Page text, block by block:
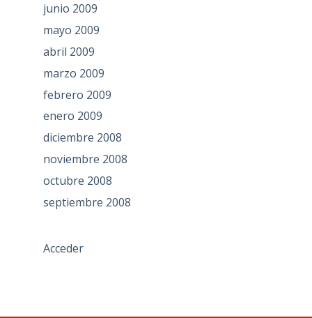
junio 2009
mayo 2009
abril 2009
marzo 2009
febrero 2009
enero 2009
diciembre 2008
noviembre 2008
octubre 2008
septiembre 2008
Acceder